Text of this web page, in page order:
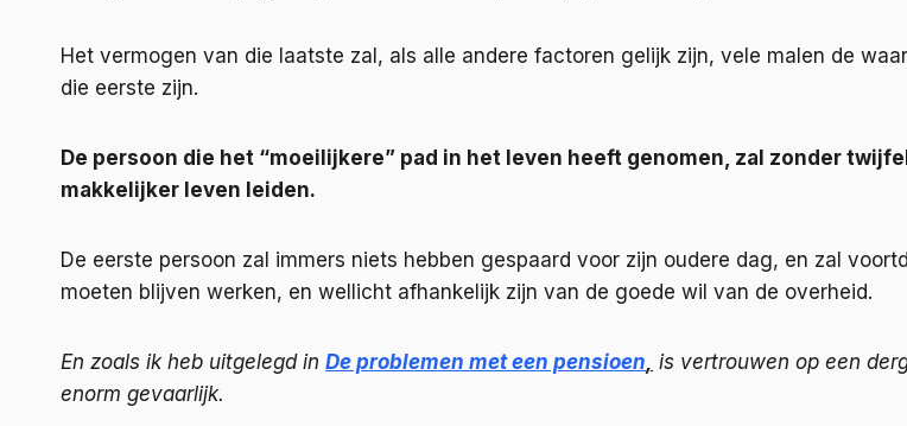
Het vermogen van die laatste zal, als alle andere factoren gelijk zijn, vele malen de
die eerste zijn.
De persoon die het “moeilijkere” pad in het leven heeft genomen, zal zonder
makkelijker leven leiden.
De eerste persoon zal immers niets hebben gespaard voor zijn oudere dag, en zal
moeten blijven werken, en wellicht afhankelijk zijn van de goede wil van de overheid.
En zoals ik heb uitgelegd in De problemen met een pensioen is vertrouwen op een
enorm gevaarlijk.